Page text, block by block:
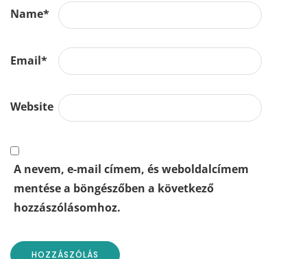
Name*
Email*
Website
A nevem, e-mail címem, és weboldalcímem
mentése a böngészőben a következő
hozzászólásomhoz.